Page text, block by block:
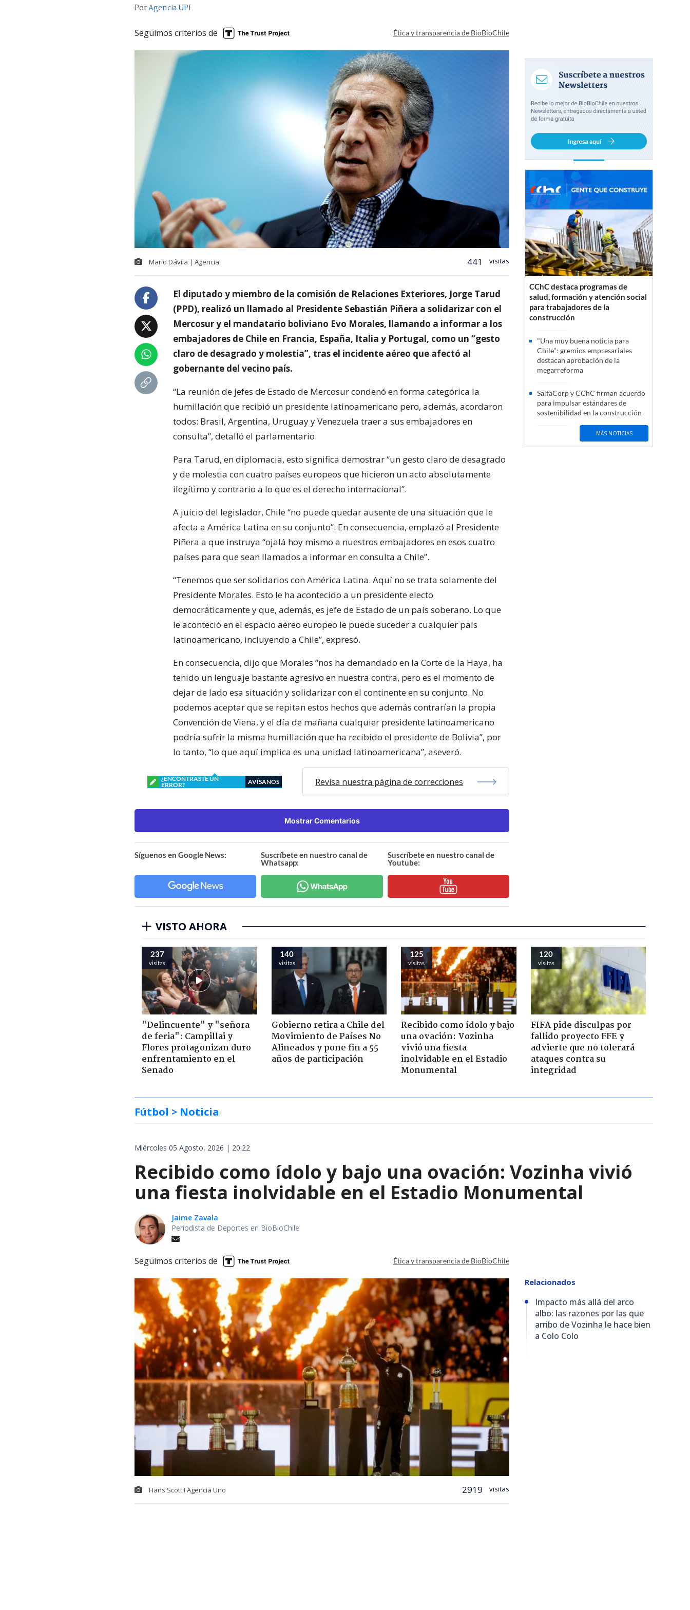
PorAgencia UPI
Seguimos criterios de Ética y transparencia de BioBioChile
Mario Dávila | Agencia 441 visitas
El diputado y miembro de la comisión de Relaciones Exteriores, Jorge Tarud
(PPD), realizó un llamado al Presidente Sebastián Piñera a solidarizar con el
Mercosur y el mandatario boliviano Evo Morales, llamando a informar a los
embajadores de Chile en Francia, España, Italia y Portugal, como un “gesto
claro de desagrado y molestia”, tras el incidente aéreo que afectó al
gobernante del vecino país.
“La reunión de jefes de Estado de Mercosur condenó en forma categórica la
humillación que recibió un presidente latinoamericano pero, además, acordaron
todos: Brasil, Argentina, Uruguay y Venezuela traer a sus embajadores en
consulta”, detalló el parlamentario.
Para Tarud, en diplomacia, esto significa demostrar “un gesto claro de desagrado
y de molestia con cuatro países europeos que hicieron un acto absolutamente
ilegítimo y contrario a lo que es el derecho internacional”.
A juicio del legislador, Chile “no puede quedar ausente de una situación que le
afecta a América Latina en su conjunto”. En consecuencia, emplazó al Presidente
Piñera a que instruya “ojalá hoy mismo a nuestros embajadores en esos cuatro
países para que sean llamados a informar en consulta a Chile”.
“Tenemos que ser solidarios con América Latina. Aquí no se trata solamente del
Presidente Morales. Esto le ha acontecido a un presidente electo
democráticamente y que, además, es jefe de Estado de un país soberano. Lo que
le aconteció en el espacio aéreo europeo le puede suceder a cualquier país
latinoamericano, incluyendo a Chile”, expresó.
En consecuencia, dijo que Morales “nos ha demandado en la Corte de la Haya, ha
tenido un lenguaje bastante agresivo en nuestra contra, pero es el momento de
dejar de lado esa situación y solidarizar con el continente en su conjunto. No
podemos aceptar que se repitan estos hechos que además contrarían la propia
Convención de Viena, y el día de mañana cualquier presidente latinoamericano
podría sufrir la misma humillación que ha recibido el presidente de Bolivia”, por
lo tanto, “lo que aquí implica es una unidad latinoamericana”, aseveró.
¿ENCONTRASTE UN
ERROR?
AVÍSANOS Revisa nuestra página de correcciones
Mostrar Comentarios
Síguenos en Google News:
Suscríbete en nuestro canal de
Whatsapp:
Suscríbete en nuestro canal de
Youtube:
CChC destaca programas de
salud, formación y atención social
para trabajadores de la
construcción
"Una muy buena noticia para
Chile": gremios empresariales
destacan aprobación de la
megarreforma
SalfaCorp y CChC firman acuerdo
para impulsar estándares de
sostenibilidad en la construcción
MÁS NOTICIAS
VISTO AHORA
237
visitas
"Delincuente" y "señora
de feria": Campillai y
Flores protagonizan duro
enfrentamiento en el
Senado
140
visitas
Gobierno retira a Chile del
Movimiento de Países No
Alineados y pone fin a 55
años de participación
125
visitas
Recibido como ídolo y bajo
una ovación: Vozinha
vivió una fiesta
inolvidable en el Estadio
Monumental
120
visitas
FIFA pide disculpas por
fallido proyecto FFE y
advierte que no tolerará
ataques contra su
integridad
Fútbol > Noticia
Miércoles 05 Agosto, 2026 | 20:22
Recibido como ídolo y bajo una ovación: Vozinha vivió
una fiesta inolvidable en el Estadio Monumental
Jaime Zavala
Periodista de Deportes en BioBioChile
Seguimos criterios de Ética y transparencia de BioBioChile
Hans Scott I Agencia Uno 2919 visitas
Relacionados
Impacto más allá del arco
albo: las razones por las que
arribo de Vozinha le hace bien
a Colo Colo